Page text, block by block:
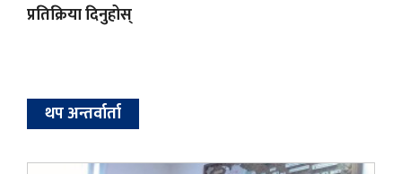
प्रतिक्रिया दिनुहोस्
थप अन्तर्वार्ता